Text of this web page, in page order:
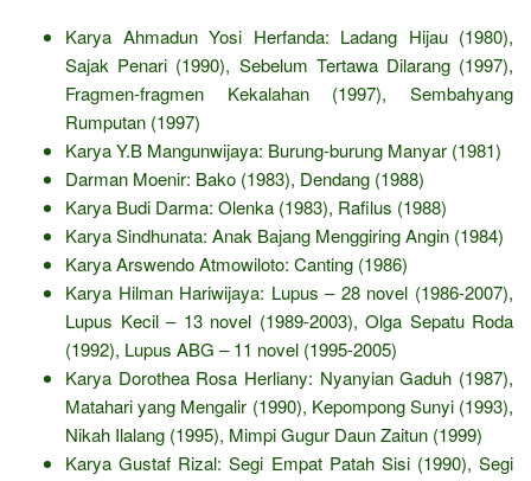
Karya Ahmadun Yosi Herfanda: Ladang Hijau (1980),
Sajak Penari (1990), Sebelum Tertawa Dilarang (1997),
Fragmen-fragmen Kekalahan (1997), Sembahyang
Rumputan (1997)
Karya Y.B Mangunwijaya: Burung-burung Manyar (1981)
Darman Moenir: Bako (1983), Dendang (1988)
Karya Budi Darma: Olenka (1983), Rafilus (1988)
Karya Sindhunata: Anak Bajang Menggiring Angin (1984)
Karya Arswendo Atmowiloto: Canting (1986)
Karya Hilman Hariwijaya: Lupus – 28 novel (1986-2007),
Lupus Kecil – 13 novel (1989-2003), Olga Sepatu Roda
(1992), Lupus ABG – 11 novel (1995-2005)
Karya Dorothea Rosa Herliany: Nyanyian Gaduh (1987),
Matahari yang Mengalir (1990), Kepompong Sunyi (1993),
Nikah Ilalang (1995), Mimpi Gugur Daun Zaitun (1999)
Karya Gustaf Rizal: Segi Empat Patah Sisi (1990), Segi